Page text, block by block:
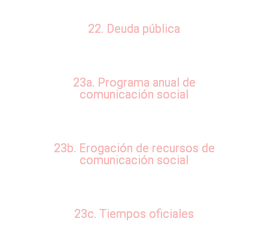
22. Deuda pública
23a. Programa anual de
comunicación social
23b. Erogación de recursos de
comunicación social
23c. Tiempos oficiales